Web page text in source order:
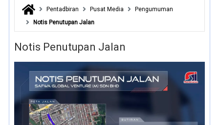
Pentadbiran Pusat Media
Pengumuman
Notis Penutupan Jalan
Notis Penutupan Jalan